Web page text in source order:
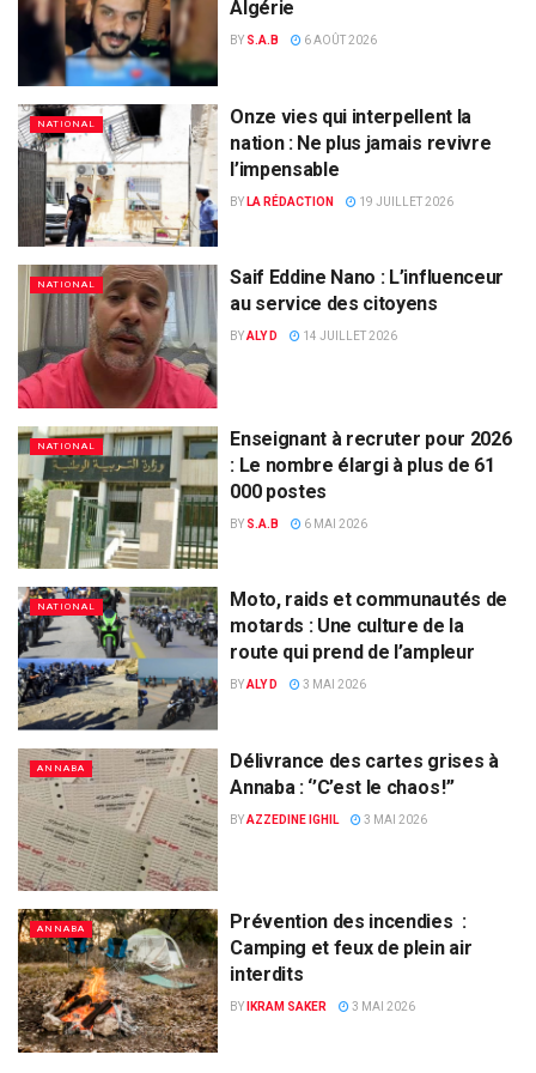
Algérie
BY S.A.B 6 AOÛT 2026
NATIONAL
Onze vies qui interpellent la
nation : Ne plus jamais revivre
l’impensable
BY LA RÉDACTION 19 JUILLET 2026
NATIONAL
Saif Eddine Nano : L’influenceur
au service des citoyens
BYALY D 14 JUILLET 2026
NATIONAL
Enseignant à recruter pour 2026
: Le nombre élargi à plus de 61
000 postes
BY S.A.B 6 MAI 2026
NATIONAL
Moto, raids et communautés de
motards : Une culture de la
route qui prend de l’ampleur
BYALY D 3 MAI 2026
ANNABA
Délivrance des cartes grises à
Annaba : ‘’C’est le chaos !’’
BYAZZEDINE IGHIL 3 MAI 2026
ANNABA
Prévention des incendies :
Camping et feux de plein air
interdits
BY IKRAM SAKER 3 MAI 2026